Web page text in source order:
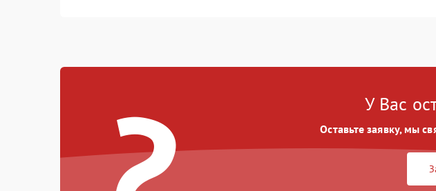
Управление
Корпус/Герметичность
Неисправность системы
замыкания
Неисправность системы
У Вас
Оставьте заявку, мы